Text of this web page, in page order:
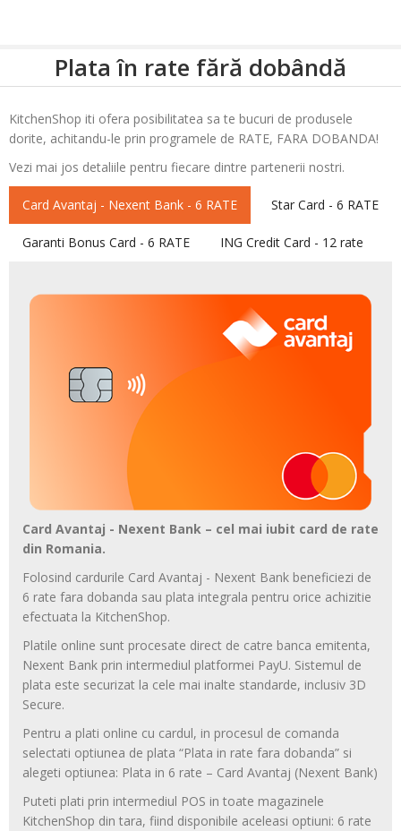
Plata în rate fără dobândă
KitchenShop iti ofera posibilitatea sa te bucuri de produsele
dorite, achitandu-le prin programele de RATE, FARA DOBANDA!
Vezi mai jos detaliile pentru fiecare dintre partenerii nostri.
Card Avantaj - Nexent Bank - 6 RATE Star Card - 6 RATE
Garanti Bonus Card - 6 RATE ING Credit Card - 12 rate
Card Avantaj - Nexent Bank – cel mai iubit card de rate
din Romania.
Folosind cardurile Card Avantaj - Nexent Bank beneficiezi de
6 rate fara dobanda sau plata integrala pentru orice achizitie
efectuata la KitchenShop.
Platile online sunt procesate direct de catre banca emitenta,
Nexent Bank prin intermediul platformei PayU. Sistemul de
plata este securizat la cele mai inalte standarde, inclusiv 3D
Secure.
Pentru a plati online cu cardul, in procesul de comanda
selectati optiunea de plata “Plata in rate fara dobanda” si
alegeti optiunea: Plata in 6 rate – Card Avantaj (Nexent Bank)
Puteti plati prin intermediul POS in toate magazinele
KitchenShop din tara, fiind disponibile aceleasi optiuni: 6 rate